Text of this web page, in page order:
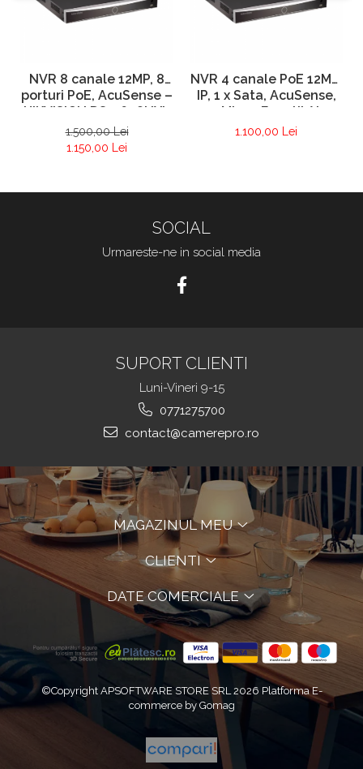
NVR 8 canale 12MP, 8
porturi PoE, AcuSense –
HIKVISION DS-7608NXI-
K1/8P
1.500,00 Lei
1.150,00 Lei
NVR 4 canale PoE 12MP,
IP, 1 x Sata, AcuSense,
40 Mbps, Functii AI –
Hikvision DS-7604NXI-
1.100,00 Lei
SOCIAL
Urmareste-ne in social media
SUPORT CLIENTI
Luni-Vineri 9-15
0771275700
contact@camerepro.ro
MAGAZINUL MEU
CLIENTI
DATE COMERCIALE
©Copyright APSOFTWARE STORE SRL 2026 Platforma E-
commerce by Gomag